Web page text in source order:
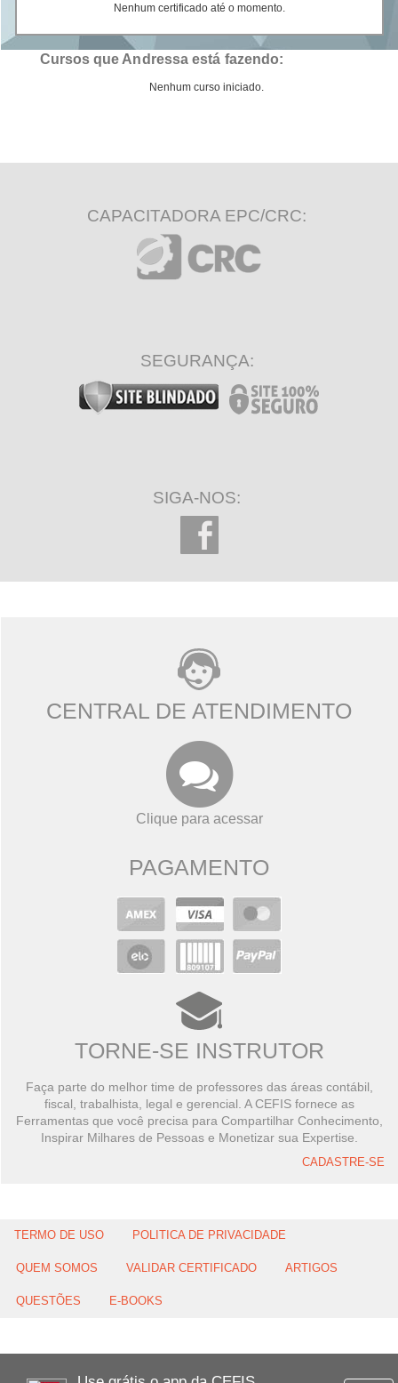
Nenhum certificado até o momento.
Cursos que Andressa está fazendo:
Nenhum curso iniciado.
CAPACITADORA EPC/CRC:
SEGURANÇA:
SIGA-NOS:
CENTRAL DE ATENDIMENTO
Clique para acessar
PAGAMENTO
TORNE-SE INSTRUTOR
Faça parte do melhor time de professores das áreas contábil,
fiscal, trabalhista, legal e gerencial. A CEFIS fornece as
Ferramentas que você precisa para Compartilhar Conhecimento,
Inspirar Milhares de Pessoas e Monetizar sua Expertise.
CADASTRE-SE
TERMO DE USO POLITICA DE PRIVACIDADE
QUEM SOMOS VALIDAR CERTIFICADO ARTIGOS
QUESTÕES E-BOOKS